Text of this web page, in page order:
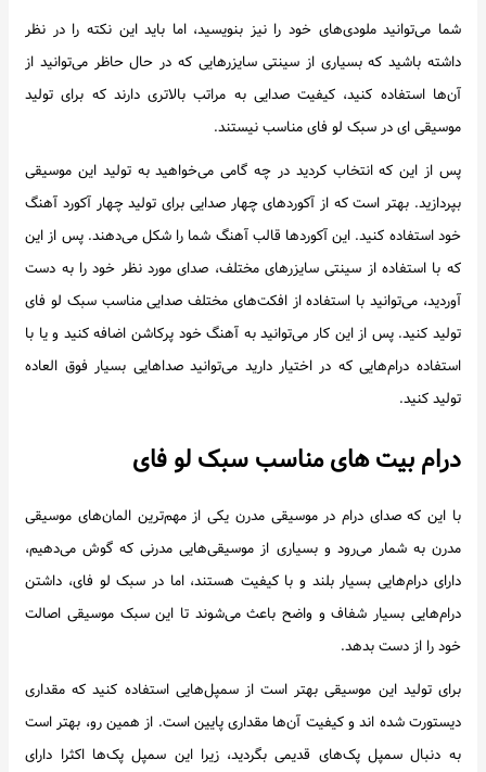
شما می‌توانید ملودی‌های خود را نیز بنویسید، اما باید این نکته را در نظر
داشته باشید که بسیاری از سینتی سایزرهایی که در حال حاظر می‌توانید از
آن‌ها استفاده کنید، کیفیت صدایی به مراتب بالاتری دارند که برای تولید
موسیقی ای در سبک لو فای مناسب نیستند.
پس از این که انتخاب کردید در چه گامی می‌خواهید به تولید این موسیقی
بپردازید. بهتر است که از آکوردهای چهار صدایی برای تولید چهار آکورد آهنگ
خود استفاده کنید. این آکوردها قالب آهنگ شما را شکل می‌دهند. پس از این
که با استفاده از سینتی سایزرهای مختلف، صدای مورد نظر خود را به دست
آوردید، می‌توانید با استفاده از افکت‌های مختلف صدایی مناسب سبک لو فای
تولید کنید. پس از این کار می‌توانید به آهنگ خود پرکاشن اضافه کنید و یا با
استفاده درام‌هایی که در اختیار دارید می‌توانید صداهایی بسیار فوق العاده
تولید کنید.
درام بیت های مناسب سبک لو فای
با این که صدای درام در موسیقی مدرن یکی از مهم‌ترین المان‌های موسیقی
مدرن به شمار می‌رود و بسیاری از موسیقی‌هایی مدرنی که گوش می‌دهیم،
دارای درام‌هایی بسیار بلند و با کیفیت هستند، اما در سبک لو فای، داشتن
درام‌هایی بسیار شفاف و واضح باعث می‌شوند تا این سبک موسیقی اصالت
خود را از دست بدهد.
برای تولید این موسیقی بهتر است از سمپل‌هایی استفاده کنید که مقداری
دیستورت شده اند و کیفیت آن‌ها مقداری پایین است. از همین رو، بهتر است
به دنبال سمپل پک‌های قدیمی بگردید، زیرا این سمپل پک‌ها اکثرا دارای